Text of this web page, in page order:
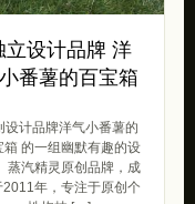
立设计品牌 洋
番薯的百宝箱
设计品牌洋气小番薯的
箱 的一组幽默有趣的设
蒸汽精灵原创品牌，成
2011年，专注于原创个